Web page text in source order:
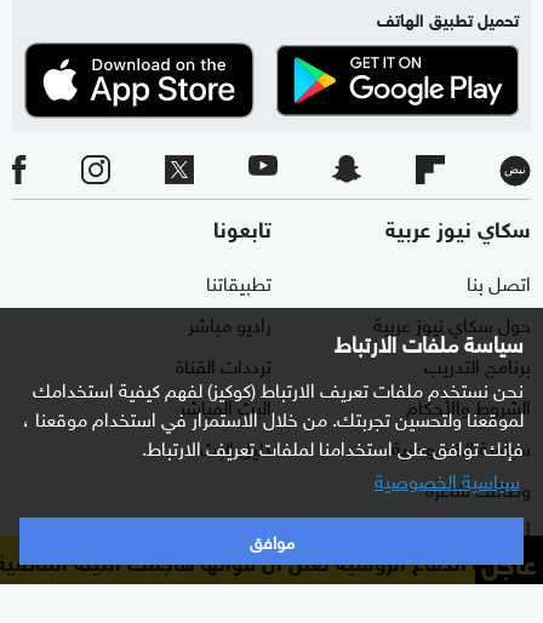
سياسة ملفات الارتباط
نحن نستخدم ملفات تعريف الارتباط (كوكيز) لفهم كيفية استخدامك
لموقعنا ولتحسين تجربتك. من خلال الاستمرار في استخدام موقعنا ،
فإنك توافق على استخدامنا لملفات تعريف الارتباط.
سياسية الخصوصية
موافق
تحميل تطبيق الهاتف
سكاي نيوز عربية
اتصل بنا
حول سكاي نيوز عربية
برنامج التدريب
الشروط والأحكام
سياسة الخصوصية
وظائف شاغرة
أعلن معنا
شاركنا برأيك
تابعونا
تطبيقاتنا
راديو مباشر
ترددات القناة
البث المباشر
دليل البث
عاجل
وزارة الدفاع الروسية تعلن أن قواتها هاجمت الليلة